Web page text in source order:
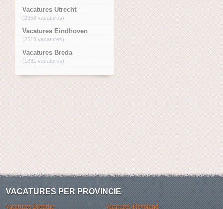
Vacatures Utrecht
(2958 vacatures)
Vacatures Eindhoven
(2518 vacatures)
Vacatures Breda
(1831 vacatures)
VACATURES PER PROVINCIE
Vacatures Drenthe Vacatures Flevoland